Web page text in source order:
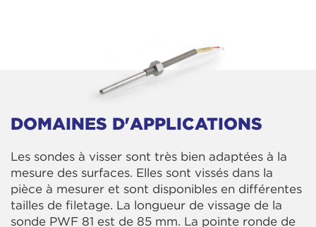
DOMAINES D'APPLICATIONS
Les sondes à visser sont très bien adaptées à la
mesure des surfaces. Elles sont vissés dans la
pièce à mesurer et sont disponibles en différentes
tailles de filetage. La longueur de vissage de la
sonde PWF 81 est de 85 mm. La pointe ronde de